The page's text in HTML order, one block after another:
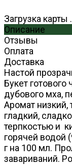
Загрузка карты
Описание
Отзывы
Оплата
Доставка
Настой
Букет
дубового мха,
Аромат
гладкий,
терпкостью и
горячей водой
г на 100 мл.
завариваний.